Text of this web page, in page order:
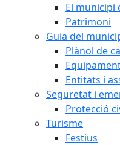
El municipi
Patrimoni
Guia del
Plànol de
Entitats i
Seguretat i
Protecció
Turisme
Festius